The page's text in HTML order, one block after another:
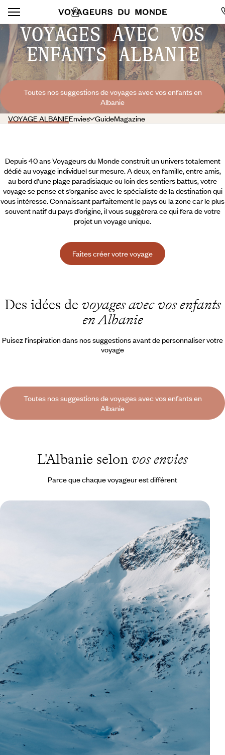
VOYAGES AVEC VOS
ENFANTS ALBANIE
Toutes nos suggestions de voyages avec vos enfants en
Albanie
VOYAGE ALBANIEEnvies GuideMagazine
Depuis 40 ans Voyageurs du Monde construit un univers totalement
dédié au voyage individuel sur mesure. A deux, en famille, entre amis,
au bord d’une plage paradisiaque ou loin des sentiers battus, votre
voyage se pense et s’organise avec le spécialiste de la destination qui
vous intéresse. Connaissant parfaitement le pays ou la zone car le plus
souvent natif du pays d’origine, il vous suggèrera ce qui fera de votre
projet un voyage unique.
Faites créer votre voyage
Des idées de voyages avec vos enfants
en Albanie
Puisez l’inspiration dans nos suggestions avant de personnaliser votre
voyage
Toutes nos suggestions de voyages avec vos enfants en
Albanie
L'Albanie selon vos envies
Parce que chaque voyageur est différent